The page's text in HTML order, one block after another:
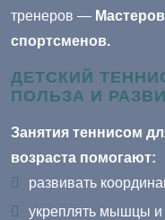
тренеров —
спортсменов.
ДЕТСКИЙ
ПОЛЬЗА И
Занятия теннисом
возраста помогают:
развивать
укреплять мышцы и